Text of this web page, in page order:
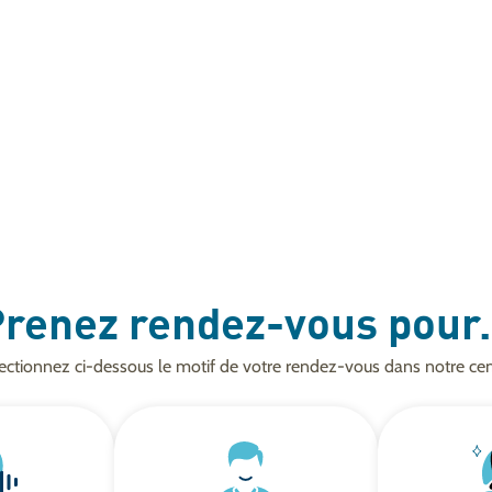
rendez-vous
ci-dessous le motif de votre rendez-vous dans notre